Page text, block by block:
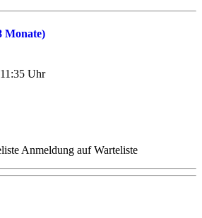
Monate)
Uhr
Anmeldung auf Warteliste